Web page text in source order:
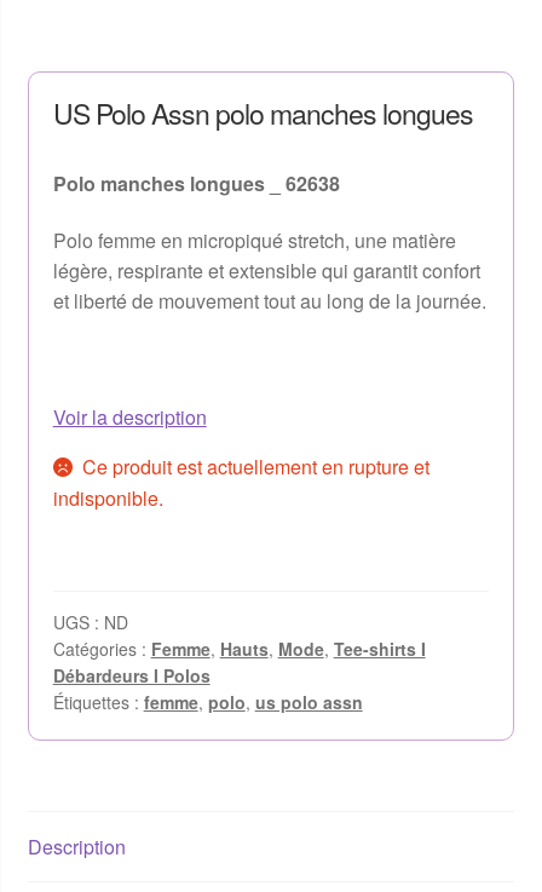
US Polo Assn polo manches longues
Polo manches longues _ 62638
Polo femme en micropiqué stretch, une matière
légère, respirante et extensible qui garantit confort
et liberté de mouvement tout au long de la journée.
Voir la description
Ce produit est actuellement en rupture et
indisponible.
UGS : ND
Catégories : Femme, Hauts, Mode, Tee-shirts I
Débardeurs I Polos
Étiquettes : femme, polo, us polo assn
Description